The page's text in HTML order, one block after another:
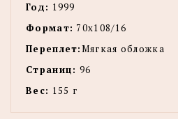
Год: 1999
Формат: 70х108/16
Переплет:Мягкая обложка
Страниц: 96
Вес: 155 г